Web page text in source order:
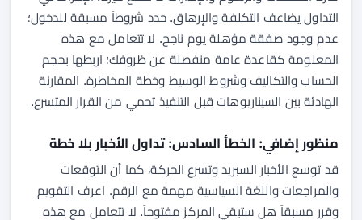
التداول يضاعف التكلفة والإرهاق. حدد شروطاً مسبقة للدخول؛
عدم وجود صفقة مؤهلة يوم ناجح. لا تتعامل مع هذه
المعلومة كقاعدة عامة منفصلة عن ظروفك؛ اربطها بحجم
الحساب والتكاليف وشروط الوسيط وخطة المخاطرة. المقارنة
الهادئة بين السيناريوهات قبل التنفيذ تحمي من القرار المتسرع.
منظور إضافي: الخطأ السادس: تداول الأخبار بلا خطة
قد توسع الأخبار السبريد وتسرع الحركة، كما أن التوقعات
والمراجعات واللغة السياسية مهمة مع الرقم. اعرف التقويم
وقرر مسبقاً هل ستبقي المركز مفتوحاً. لا تتعامل مع هذه